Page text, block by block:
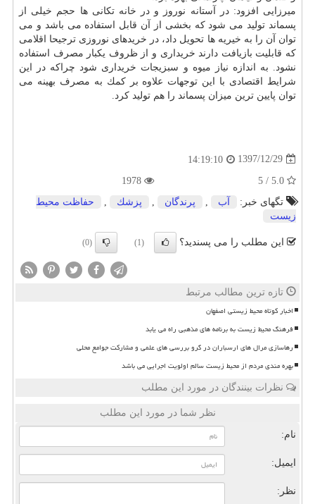
میرزایی افزود: در آستانه نوروز و در خانه تكانی ها حجم خیلی از
پسماند تولید می شود كه بخشی از آن قابل استفاده می باشد و می
توان آن را به خیریه ها تحویل داد، در خریدهای نوروزی ترجیحا اقلامی
كه قابلیت بازیافت دارند خریداری و از ظروف یكبار مصرف استفاده
نشود. به اندازه نیاز میوه و سبزیجات خریداری شود چراكه در این
شرایط اقتصادی با این توجهات علاوه بر كمك به مصرف بهینه می
توان پایین ترین میزان پسماند را هم تولید كرد.
1397/12/29
14:19:10
تگهای خبر:
آب , پرندگان , پزشك ,
حفاظت محیط
زیست
این مطلب را می پسندید؟ (1)
(0)
تازه ترین مطالب مرتبط
اخبار کوتاه محیط زیستی اصفهان
فرهنگ محیط زیست به برنامه های مذهبی راه می یابد
رهاسازی مرال های ارسباران در گرو بررسی های علمی و مشارکت جوامع محلی
بهره مندی مردم از محیط زیست سالم اولویت اجرایی می باشد
نظرات بینندگان در مورد این مطلب
نظر شما در مورد این مطلب
نام:
ایمیل:
نظر: